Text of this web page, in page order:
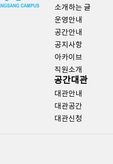
소개하는 글
운영안내
공간안내
공지사항
아카이브
직원소개
공간대관
대관안내
대관공간
대관신청